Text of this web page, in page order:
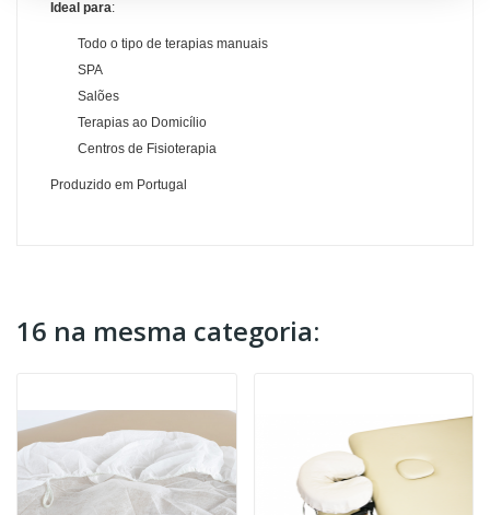
Ideal para:
Todo o tipo de terapias manuais
SPA
Salões
Terapias ao Domicílio
Centros de Fisioterapia
Produzido em Portugal
16 na mesma categoria: